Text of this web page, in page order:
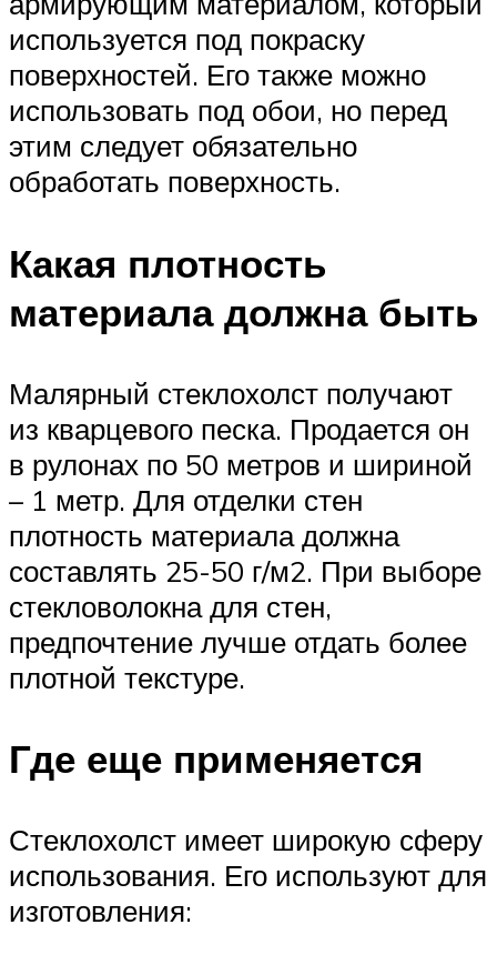
используется под покраску
поверхностей. Его также можно
использовать под обои, но перед
этим следует обязательно
обработать поверхность.
Какая плотность
материала должна быть
Малярный стеклохолст получают
из кварцевого песка. Продается он
в рулонах по 50 метров и шириной
– 1 метр. Для отделки стен
плотность материала должна
составлять 25-50 г/м2. При выборе
стекловолокна для стен,
предпочтение лучше отдать более
плотной текстуре.
Где еще применяется
Стеклохолст имеет широкую сферу
использования. Его используют для
изготовления: